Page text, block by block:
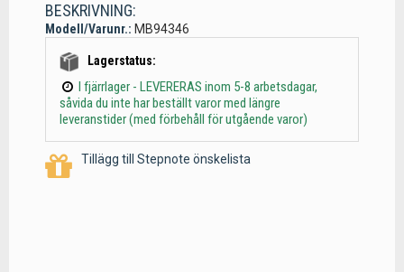
BESKRIVNING:
Modell/Varunr.: MB94346
Lagerstatus:
I fjärrlager - LEVERERAS inom 5-8 arbetsdagar,
såvida du inte har beställt varor med längre
leveranstider (med förbehåll för utgående varor)
Tillägg till Stepnote önskelista